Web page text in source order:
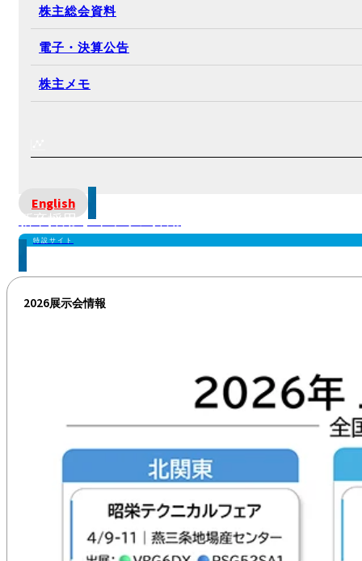
株主総会資料
電子・決算公告
株主メモ
English
新卒採用 | キャリア採用
特設サイト
2026展示会情報